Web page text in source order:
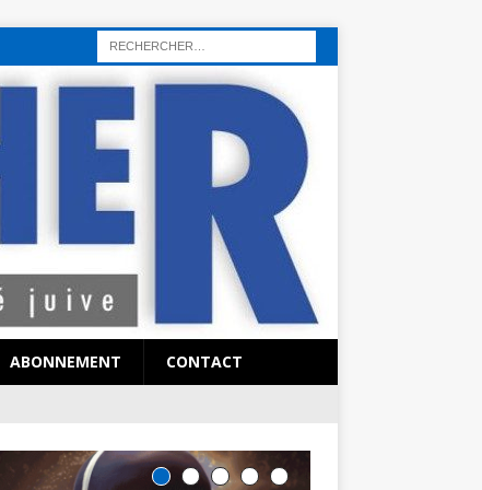
sex hattı telefonda seks numara
ABONNEMENT CONTACT